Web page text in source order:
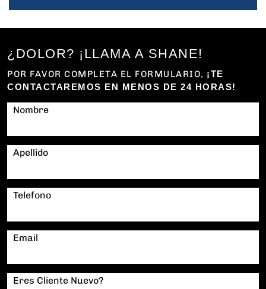
¿DOLOR? ¡LLAMA A SHANE!
POR FAVOR COMPLETA EL FORMULARIO, ¡TE
CONTACTAREMOS EN MENOS DE 24 HORAS!
Nombre
Apellido
Telefono
Email
Eres Cliente Nuevo?